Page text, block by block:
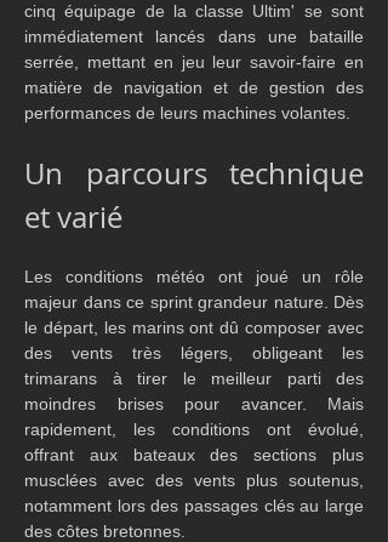
cinq équipage de la classe Ultim' se sont
immédiatement lancés dans une bataille
serrée, mettant en jeu leur savoir-faire en
matière de navigation et de gestion des
performances de leurs machines volantes.
Un parcours technique
et varié
Les conditions météo ont joué un rôle
majeur dans ce sprint grandeur nature. Dès
le départ, les marins ont dû composer avec
des vents très légers, obligeant les
trimarans à tirer le meilleur parti des
moindres brises pour avancer. Mais
rapidement, les conditions ont évolué,
offrant aux bateaux des sections plus
musclées avec des vents plus soutenus,
notamment lors des passages clés au large
des côtes bretonnes.